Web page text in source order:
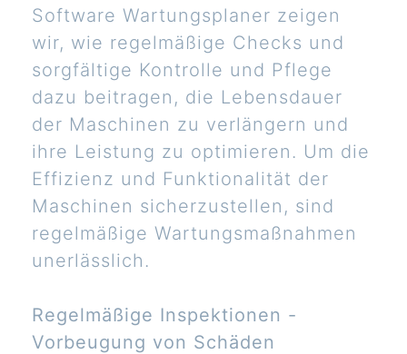
Software Wartungsplaner zeigen
wir, wie regelmäßige Checks und
sorgfältige Kontrolle und Pflege
dazu beitragen, die Lebensdauer
der Maschinen zu verlängern und
ihre Leistung zu optimieren. Um die
Effizienz und Funktionalität der
Maschinen sicherzustellen, sind
regelmäßige Wartungsmaßnahmen
unerlässlich.
Regelmäßige Inspektionen -
Vorbeugung von Schäden